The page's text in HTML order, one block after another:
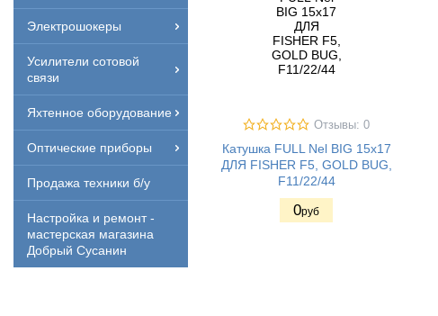
Электрошокеры
Усилители сотовой
связи
Яхтенное оборудование
Оптические приборы
Продажа техники б/у
Настройка и ремонт -
мастерская магазина
Добрый Сусанин
Отзывы: 0
Катушка FULL Nel BIG 15x17
ДЛЯ FISHER F5, GOLD BUG,
F11/22/44
0руб